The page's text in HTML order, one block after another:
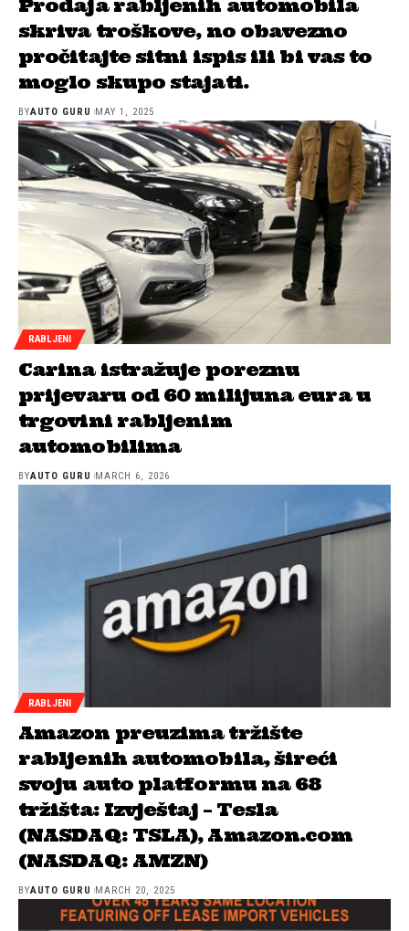
Prodaja rabljenih automobila
skriva troškove, no obavezno
pročitajte sitni ispis ili bi vas to
moglo skupo stajati.
BYAUTO GURU MAY 1, 2025
RABLJENI
Carina istražuje poreznu
prijevaru od 60 milijuna eura u
trgovini rabljenim
automobilima
BYAUTO GURU MARCH 6, 2026
RABLJENI
Amazon preuzima tržište
rabljenih automobila, šireći
svoju auto platformu na 68
tržišta: Izvještaj – Tesla
(NASDAQ: TSLA), Amazon.com
(NASDAQ: AMZN)
BYAUTO GURU MARCH 20, 2025